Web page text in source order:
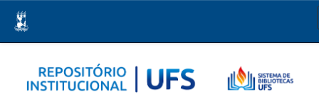
navigation